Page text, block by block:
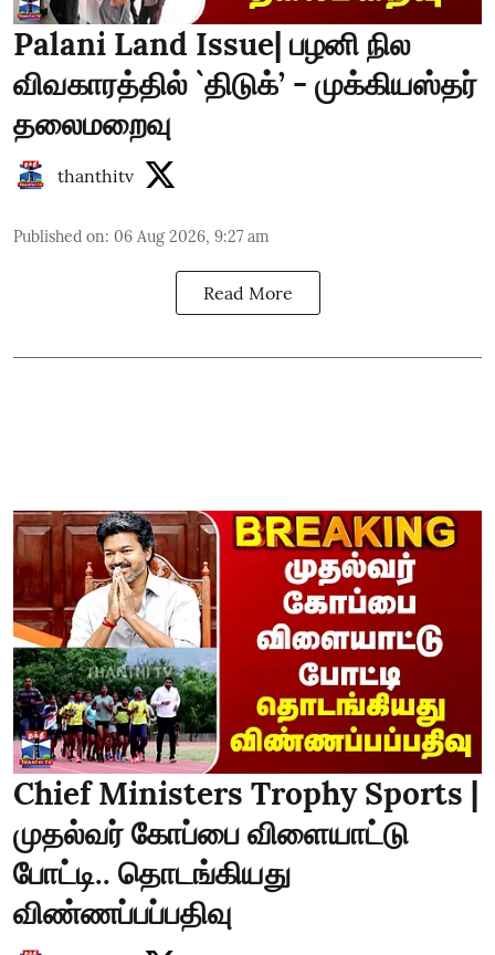
Palani Land Issue| பழனி நில
விவகாரத்தில் `திடுக்’ - முக்கியஸ்தர்
தலைமறைவு
thanthitv
Published on: 06 Aug 2026, 9:27 am
Read More
Chief Ministers Trophy Sports |
முதல்வர் கோப்பை விளையாட்டு
போட்டி.. தொடங்கியது
விண்ணப்பப்பதிவு